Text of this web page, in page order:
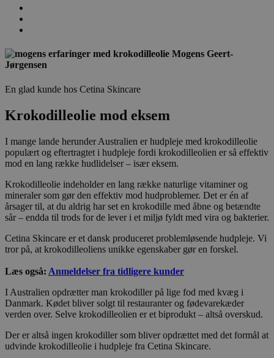
Mogens Geert-
Jørgensen
En glad kunde hos Cetina Skincare
Krokodilleolie mod eksem
I mange lande herunder Australien er hudpleje med krokodilleolie
populært og eftertragtet i hudpleje fordi krokodilleolien er så effektiv
mod en lang række hudlidelser – især eksem.
Krokodilleolie indeholder en lang række naturlige vitaminer og
mineraler som gør den effektiv mod hudproblemer. Det er én af
årsager til, at du aldrig har set en krokodille med åbne og betændte
sår – endda til trods for de lever i et miljø fyldt med vira og bakterier.
Cetina Skincare er et dansk produceret problemløsende hudpleje. Vi
tror på, at krokodilleoliens unikke egenskaber gør en forskel.
Læs også: Anmeldelser fra tidligere kunder
I Australien opdrætter man krokodiller på lige fod med kvæg i
Danmark. Kødet bliver solgt til restauranter og fødevarekæder
verden over. Selve krokodilleolien er et biprodukt – altså overskud.
Der er altså ingen krokodiller som bliver opdrættet med det formål at
udvinde krokodilleolie i hudpleje fra Cetina Skincare.